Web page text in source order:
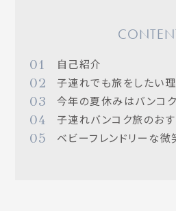
01 自己紹介
02 子連れでも旅をしたい
03 今年の夏休みはバンコ
04 子連れバンコク旅のお
05 ベビーフレンドリーな